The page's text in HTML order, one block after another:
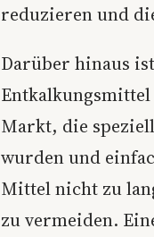
reduzieren und
Darüber hinaus
Entkalkungsmittel
Markt, die
wurden und
Mittel nicht zu
zu vermeiden.